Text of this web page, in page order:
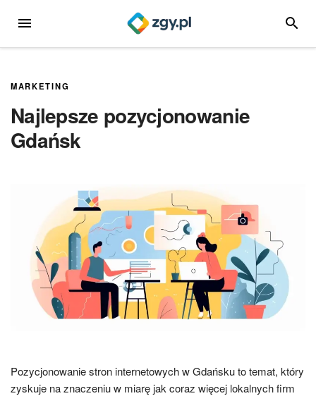
MENU
MARKETING
Najlepsze pozycjonowanie
Gdańsk
Pozycjonowanie stron internetowych w Gdańsku to temat, który
zyskuje na znaczeniu w miarę jak coraz więcej lokalnych firm